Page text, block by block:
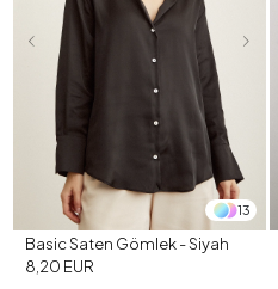
13
Basic Saten Gömlek - Siyah
8,20 EUR